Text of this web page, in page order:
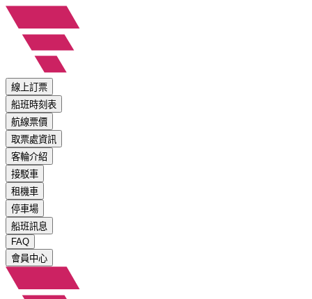
線上訂票
船班時刻表
航線票價
取票處資訊
客輪介紹
接駁車
租機車
停車場
船班訊息
FAQ
會員中心